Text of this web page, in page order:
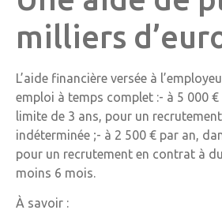
milliers
L’aide financière versée à
emploi à temps complet :- à 5 000
limite de 3 ans, pour un
indéterminée ;- à 2 500 € par an,
pour un recrutement en contrat à
moins 6 mois.
À savoir :